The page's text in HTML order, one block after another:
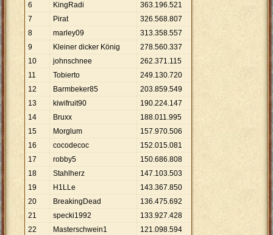
6
KingRadi 363.196.521
7
Pirat 326.568.807
8
marley09 313.358.557
9
Kleiner dicker König 278.560.337
10
johnschnee 262.371.115
11
Tobierto 249.130.720
12
Barmbeker85 203.859.549
13
kiwifruit90 190.224.147
14
Bruxx 188.011.995
15
Morglum 157.970.506
16
cocodecoc 152.015.081
17
robby5 150.686.808
18
Stahlherz 147.103.503
19
H1LLe 143.367.850
20
BreakingDead 136.475.692
21
specki1992 133.927.428
22
Masterschwein1 121.098.594